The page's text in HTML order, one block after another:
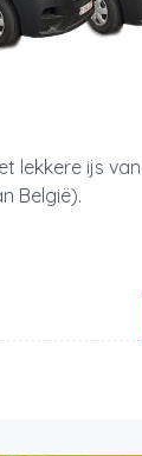
lekkere ijs
België).